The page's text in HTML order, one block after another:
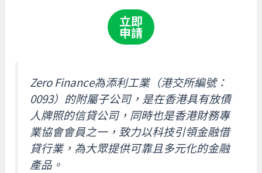
立即
申請
Zero Finance為添利工業（港交所編號：
0093）的附屬子公司，是在香港具有放債
人牌照的信貸公司，同時也是香港財務專
業協會會員之一，致力以科技引領金融借
貸行業，為大眾提供可靠且多元化的金融
產品。